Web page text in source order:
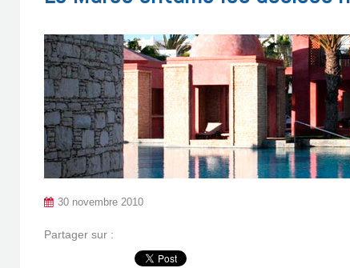
30 novembre 2010
Partager sur :